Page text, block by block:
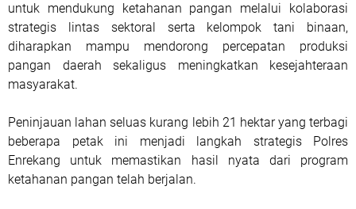
untuk mendukung ketahanan pangan melalui kolaborasi
strategis lintas sektoral serta kelompok tani binaan,
diharapkan mampu mendorong percepatan produksi
pangan daerah sekaligus meningkatkan kesejahteraan
masyarakat.
Peninjauan lahan seluas kurang lebih 21 hektar yang terbagi
beberapa petak ini menjadi langkah strategis Polres
Enrekang untuk memastikan hasil nyata dari program
ketahanan pangan telah berjalan.